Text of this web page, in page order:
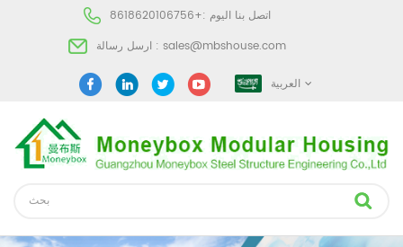
اتصل بنا اليوم :+8618620106756
ارسل رسالة : sales@mbshouse.com
العربية